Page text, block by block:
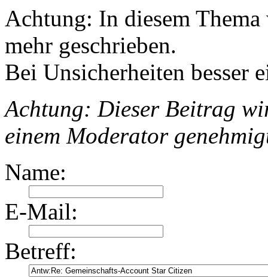
Achtung: In diesem
mehr geschrieben.
Bei Unsicherheiten besser
Achtung: Dieser Beitrag
einem Moderator
Name:
E-Mail:
Betreff: